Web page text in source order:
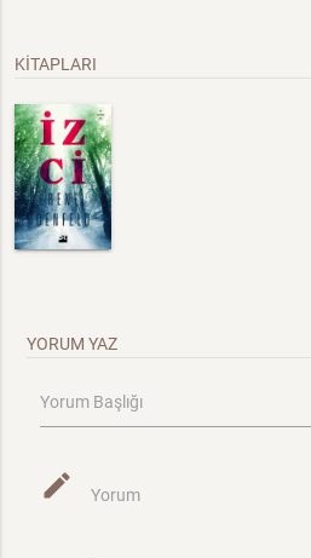
KİTAPLARI
YORUM YAZ
Yorum Başlığı
mode_edit Yorum